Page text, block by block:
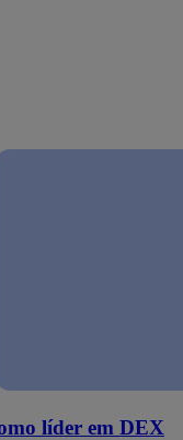
líder em DEX